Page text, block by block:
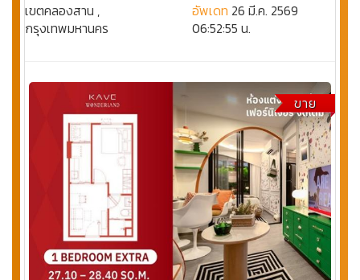
เขตคลองสาน ,
กรุงเทพมหานคร
อัพเดท 26 มี.ค. 2569
06:52:55 น.
ขาย